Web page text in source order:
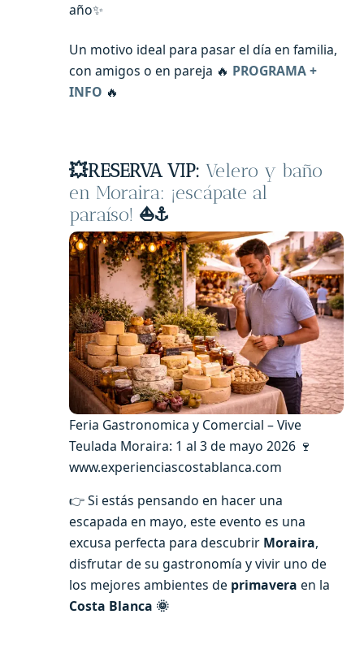
año✨
Un motivo ideal para pasar el día en familia,
con amigos o en pareja 🔥 PROGRAMA +
INFO 🔥
💥RESERVA VIP: Velero y baño
en Moraira: ¡escápate al
paraíso! ⛵️⚓️
Feria Gastronomica y Comercial – Vive
Teulada Moraira: 1 al 3 de mayo 2026 🍷
www.experienciascostablanca.com
👉 Si estás pensando en hacer una
escapada en mayo, este evento es una
excusa perfecta para descubrir Moraira,
disfrutar de su gastronomía y vivir uno de
los mejores ambientes de primavera en la
Costa Blanca 🌞